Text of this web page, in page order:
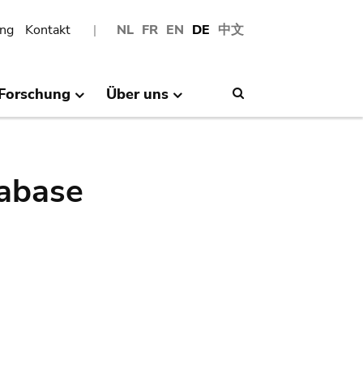
NL FR EN DE 中文
Kontakt
Über uns